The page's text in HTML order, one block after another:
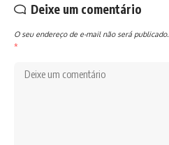
Deixe um comentário
O seu endereço de e-mail não será publicado.
*